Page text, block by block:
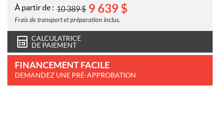
À partir de : 10 389$ 9 639 $
Frais de transport et préparation inclus.
CALCULATRICE
DE PAIEMENT
FINANCEMENT FACILE
DEMANDEZ UNE PRÉ-APPROBATION